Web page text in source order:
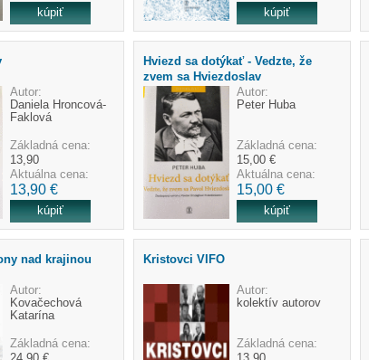
Autor:
Daniela Hroncová-
Faklová
Základná cena:
13,90
Aktuálna cena:
13,90 €
Hviezd sa dotýkať - Vedzte, že
zvem sa Hviezdoslav
Autor:
Peter Huba
Základná cena:
15,00 €
Aktuálna cena:
15,00 €
nad krajinou
Autor:
Kovačechová
Katarína
Základná cena:
Kristovci VIFO
Autor:
kolektív autorov
Základná cena: